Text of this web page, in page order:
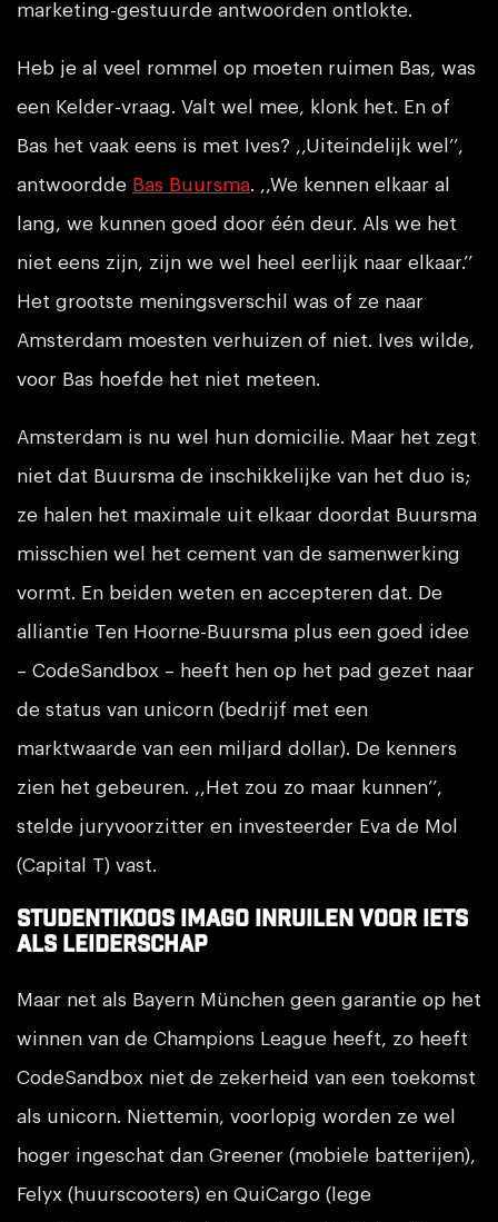
marketing-gestuurde antwoorden ontlokte.
Heb je al veel rommel op moeten ruimen Bas, was
een Kelder-vraag. Valt wel mee, klonk het. En of
Bas het vaak eens is met Ives? ,,Uiteindelijk wel’’,
antwoordde Bas Buursma. ,,We kennen elkaar al
lang, we kunnen goed door één deur. Als we het
niet eens zijn, zijn we wel heel eerlijk naar elkaar.’’
Het grootste meningsverschil was of ze naar
Amsterdam moesten verhuizen of niet. Ives wilde,
voor Bas hoefde het niet meteen.
Amsterdam is nu wel hun domicilie. Maar het zegt
niet dat Buursma de inschikkelijke van het duo is;
ze halen het maximale uit elkaar doordat Buursma
misschien wel het cement van de samenwerking
vormt. En beiden weten en accepteren dat. De
alliantie Ten Hoorne-Buursma plus een goed idee
– CodeSandbox – heeft hen op het pad gezet naar
de status van unicorn (bedrijf met een
marktwaarde van een miljard dollar). De kenners
zien het gebeuren. ,,Het zou zo maar kunnen’’,
stelde juryvoorzitter en investeerder Eva de Mol
(Capital T) vast.
Studentikoos imago inruilen voor iets
als leiderschap
Maar net als Bayern München geen garantie op het
winnen van de Champions League heeft, zo heeft
CodeSandbox niet de zekerheid van een toekomst
als unicorn. Niettemin, voorlopig worden ze wel
hoger ingeschat dan Greener (mobiele batterijen),
Felyx (huurscooters) en QuiCargo (lege